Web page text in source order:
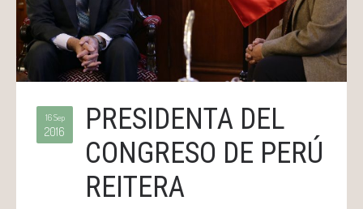
16 Sep
2016
PRESIDENTA DEL
CONGRESO DE PERÚ
REITERA